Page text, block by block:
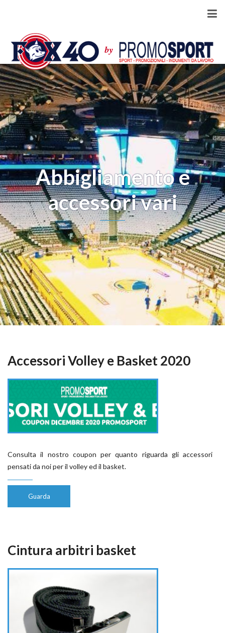
Abbigliamento e
accessori vari
Accessori Volley e Basket 2020
Consulta il nostro coupon per quanto riguarda gli accessori
pensati da noi per il volley ed il basket.
Guarda
Cintura arbitri basket